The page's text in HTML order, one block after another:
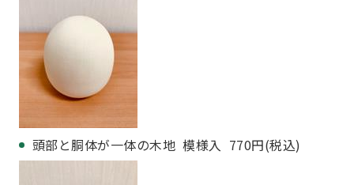
頭部と胴体が一体の木地 模様入 770円(税込)